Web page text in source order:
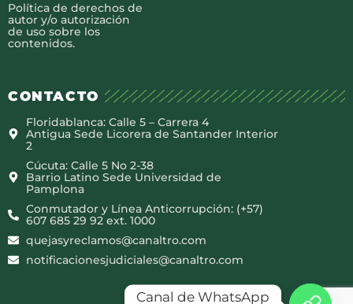
Política de derechos de
autor y/o autorización
de uso sobre los
contenidos.
CONTACTO
Floridablanca: Calle 5 – Carrera 4
Antigua Sede Licorera de Santander Interior
2
Cúcuta: Calle 5 No 2-38
Barrio Latino Sede Universidad de
Pamplona
Conmutador y Línea Anticorrupción: (+57)
607 685 29 92 ext. 1000
quejasyreclamos@canaltro.com
notificacionesjudiciales@canaltro.com
Canal de WhatsApp